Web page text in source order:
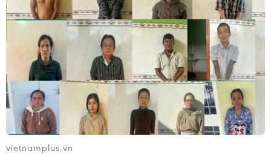
vietnamplus.vn